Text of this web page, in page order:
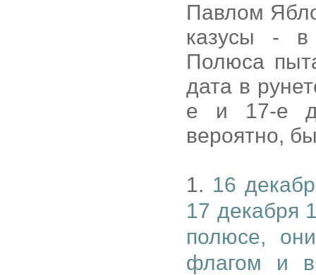
Павлом
казусы - в
Полюса
дата в
е и 17-е
вероятно,
1. 16
17 декабря
полюсе,
флагом и